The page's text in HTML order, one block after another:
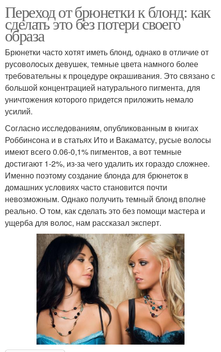
Переход от брюнетки к блонд: как
сделать это без потери своего
образа
Брюнетки часто хотят иметь блонд, однако в отличие от
русоволосых девушек, темные цвета намного более
требовательны к процедуре окрашивания. Это связано с
большой концентрацией натурального пигмента, для
уничтожения которого придется приложить немало
усилий.
Согласно исследованиям, опубликованным в книгах
Роббинсона и в статьях Ито и Вакаматсу, русые волосы
имеют всего 0.06-0,1% пигментов, а вот темные
достигают 1-2%, из-за чего удалить их гораздо сложнее.
Именно поэтому создание блонда для брюнеток в
домашних условиях часто становится почти
невозможным. Однако получить темный блонд вполне
реально. О том, как сделать это без помощи мастера и
ущерба для волос, нам рассказал эксперт.